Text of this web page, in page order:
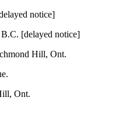
notice]
[delayed notice]
Hill, Ont.
Ont.